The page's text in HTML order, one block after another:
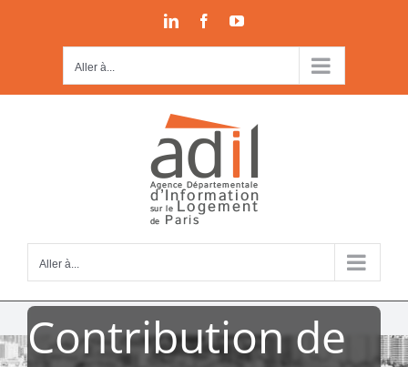
LinkedInFacebookYouTube
Aller à...
Aller à...
Contribution de